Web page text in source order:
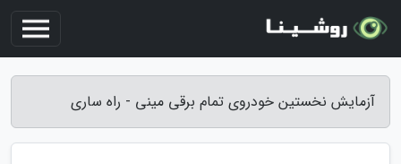
آزمایش نخستین خودروی تمام برقی مینی - راه ساری